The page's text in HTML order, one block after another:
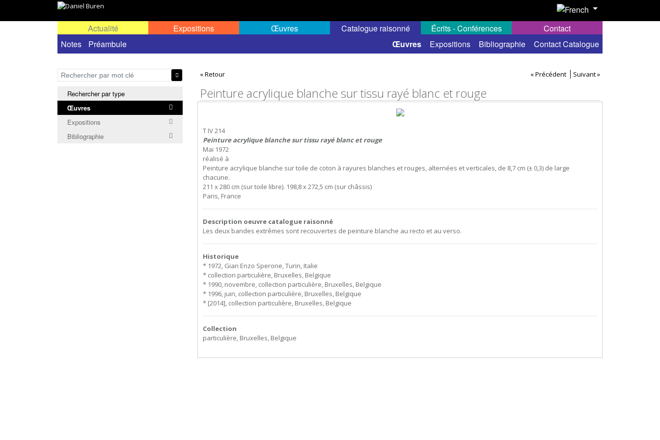
Actualité Expositions
Œuvres
Œuvres permanentes dans l'espace public ou semi-public
Catalogue raisonné
Notes
Préambule Œuvres Expositions Bibliographie Contact Catalogue
Écrits - Conférences Contact
Rechercher par type
Œuvres
Expositions
Bibliographie
« Retour « Précédent Suivant »
Peinture acrylique blanche sur tissu rayé blanc et rouge
T IV 214
Peinture acrylique blanche sur tissu rayé blanc et rouge
Mai 1972
réalisé à
Peinture acrylique blanche sur toile de coton à rayures blanches et rouges, alternées et verticales, de 8,7 cm (± 0,3) de large
chacune.
211 x 280 cm (sur toile libre). 198,8 x 272,5 cm (sur châssis)
Paris, France
Description oeuvre catalogue raisonné
Les deux bandes extrêmes sont recouvertes de peinture blanche au recto et au verso.
Historique
* 1972, Gian Enzo Sperone, Turin, Italie
* collection particulière, Bruxelles, Belgique
* 1990, novembre, collection particulière, Bruxelles, Belgique
* 1996, juin, collection particulière, Bruxelles, Belgique
* [2014], collection particulière, Bruxelles, Belgique
Collection
particulière, Bruxelles, Belgique